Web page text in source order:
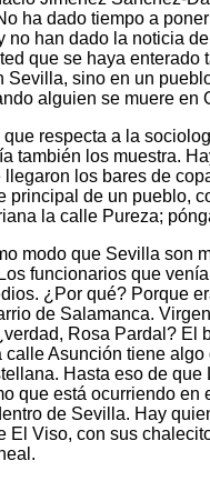
ha dado tiempo a
no han dado la noticia
que se haya enterado
Sevilla, sino en un
alguien se muere en
que respecta a la
también los muestra.
llegaron los bares de
principal de un pueblo,
la calle Pureza;
modo que Sevilla son
funcionarios que
¿Por qué? Porque
de Salamanca.
Rosa Pardal? El
calle Asunción tiene
Hasta eso de
que está ocurriendo en
de Sevilla. Hay
El Viso, con sus